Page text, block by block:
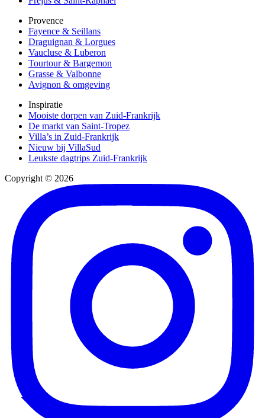
Provence
Fayence & Seillans
Draguignan & Lorgues
Vaucluse & Luberon
Tourtour & Bargemon
Grasse & Valbonne
Avignon & omgeving
Inspiratie
Mooiste dorpen van Zuid-Frankrijk
De markt van Saint-Tropez
Villa’s in Zuid-Frankrijk
Nieuw bij VillaSud
Leukste dagtrips Zuid-Frankrijk
Copyright © 2026